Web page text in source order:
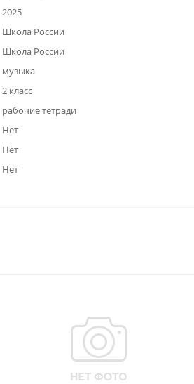
2025
Школа России
Школа России
музыка
2 класс
рабочие тетради
Нет
Нет
Нет